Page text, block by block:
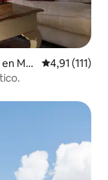
Mo
Calificación
4,91 (111)